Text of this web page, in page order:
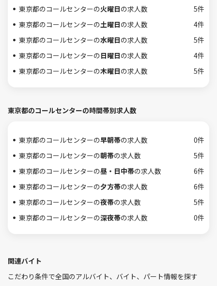
東京都のコールセンターの火曜日の求人数
5件
東京都のコールセンターの土曜日の求人数
4件
東京都のコールセンターの水曜日の求人数
5件
東京都のコールセンターの日曜日の求人数
4件
東京都のコールセンターの木曜日の求人数 5件
東京都のコールセンターの時間帯別求人数
東京都のコールセンターの早朝帯の求人数
0件
東京都のコールセンターの朝帯の求人数
5件
東京都のコールセンターの昼・日中帯の求人数
6件
東京都のコールセンターの夕方帯の求人数
6件
東京都のコールセンターの夜帯の求人数
5件
東京都のコールセンターの深夜帯の求人数 0件
関連バイト
こだわり条件で全国のアルバイト、バイト、パート情報を探す